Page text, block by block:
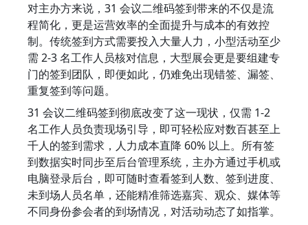
对主办方来说，31 会议二维码签到带来的不仅是流
程简化，更是运营效率的全面提升与成本的有效控
制。传统签到方式需要投入大量人力，小型活动至少
需 2-3 名工作人员核对信息，大型展会更是要组建专
门的签到团队，即便如此，仍难免出现错签、漏签、
重复签到等问题。
31 会议二维码签到彻底改变了这一现状，仅需 1-2
名工作人员负责现场引导，即可轻松应对数百甚至上
千人的签到需求，人力成本直降 60% 以上。所有签
到数据实时同步至后台管理系统，主办方通过手机或
电脑登录后台，即可随时查看签到人数、签到进度、
未到场人员名单，还能精准筛选嘉宾、观众、媒体等
不同身份参会者的到场情况，对活动动态了如指掌。